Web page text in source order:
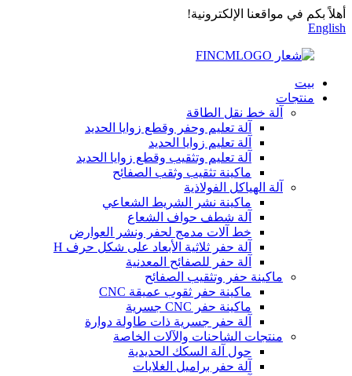
أهلاً بكم في مواقعنا الإلكترونية!
English
بيت
منتجات
آلة خط نقل الطاقة
آلة تعليم وحفر وقطع زوايا الحديد
آلة تعليم زوايا الحديد
آلة تعليم وتثقيب وقطع زوايا الحديد
ماكينة تثقيب وثقب الصفائح
آلة الهياكل الفولاذية
ماكينة نشر الشريط الشعاعي
آلة شطف حواف الشعاع
خط آلات مدمج لحفر ونشر العوارض
آلة حفر ثلاثية الأبعاد على شكل حرف H
آلة حفر للصفائح المعدنية
ماكينة حفر وتثقيب الصفائح
ماكينة حفر ثقوب عميقة CNC
ماكينة حفر CNC جسرية
آلة حفر جسرية ذات طاولة دوارة
منتجات الشاحنات والآلات الخاصة
حول آلة السكك الحديدية
آلة حفر براميل الغلايات